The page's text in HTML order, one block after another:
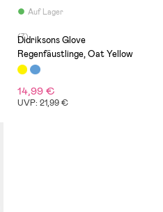
Auf Lager
(7)
Didriksons Glove
Regenfäustlinge, Oat Yellow
14,99 €
UVP: 21,99 €